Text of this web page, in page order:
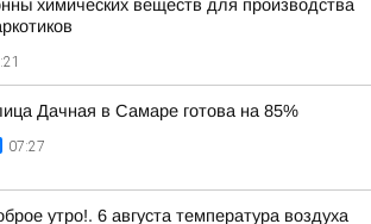
химических веществ для производства
Дачная в Самаре готова на 85%
07:27
утро!. 6 августа температура воздуха